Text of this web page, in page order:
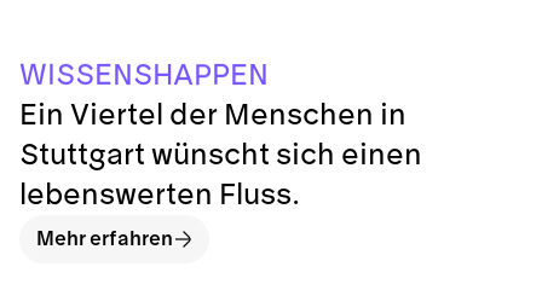
WISSENSHAPPE N
Ein Viertel der Menschen in
Stuttgart wünscht sich einen
lebenswerten Fluss.
Mehr erfahren